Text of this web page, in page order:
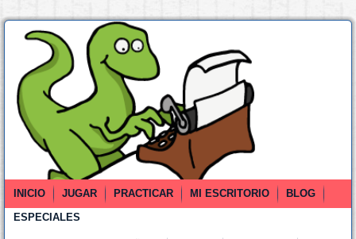
INICIO JUGAR PRACTICAR MI ESCRITORIO
BLOG
ESPECIALES